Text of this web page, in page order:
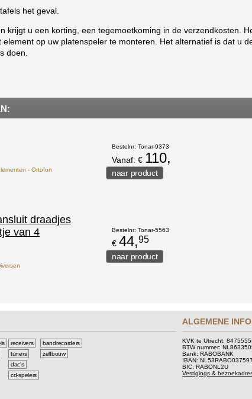
het geval.
krijgt u een korting, een tegemoetkoming in de verzendkosten.
op uw platenspeler te monteren. Het alternatief is dat u
doen.
- Ortofon
Bestelnr: Tonar-9373
Vanaf: € 110,
draadjes
van 4
Bestelnr: Tonar-5563
€ 44,95
receivers
tuners
dac's
cd-spelers
bandrecorders
zelfbouw
ALGEMENE
KVK te Utrecht:
BTW nummer:
Bank: RABOBANK
IBAN:
BIC: RABONL2U
Vestigings &